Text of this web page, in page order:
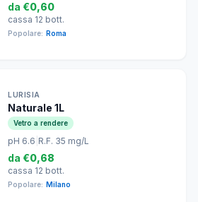
da €0,60
cassa 12 bott.
Popolare: Roma
LURISIA
Naturale 1L
Vetro a rendere
pH 6.6 R.F. 35 mg/L
da €0,68
cassa 12 bott.
Popolare: Milano